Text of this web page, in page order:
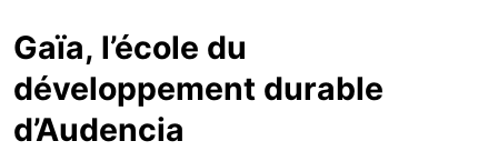
Gaïa, l’école du
développement durable
d’Audencia